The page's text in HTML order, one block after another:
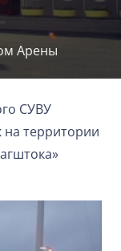
Арены
СУВУ
на территории